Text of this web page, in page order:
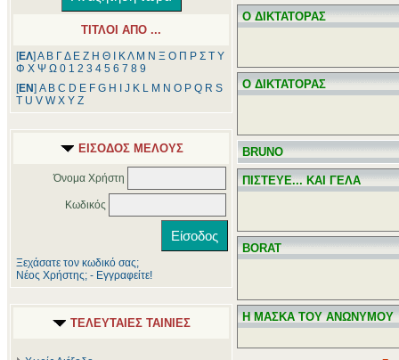
ΤΙΤΛΟΙ ΑΠΟ ...
[ΕΛ] Α Β ΓΔ Ε Ζ Η Θ ΚΛ Μ Ν Ξ Ο Π Ρ Σ Τ Υ
Φ Χ Ψ Ω 0 1 2 3 4 5 6 7 8 9
[ΕΝ] A B C D E F G H J K L M N O P Q R S
T U V W X Y Z
ΕΙΣΟΔΟΣ ΜΕΛΟΥΣ
Όνομα Χρήστη
Κωδικός
Ξεχάσατε τον κωδικό σας;
Νέος Χρήστης; - Εγγραφείτε!
ΤΕΛΕΥΤΑΙΕΣ ΤΑΙΝΙΕΣ
Ο ΔΙΚΤΑΤΟΡΑΣ
Ο ΔΙΚΤΑΤΟΡΑΣ
BRUNO
ΠΙΣΤΕΥΕ... ΚΑΙ ΓΕΛΑ
BORAT
Η ΜΑΣΚΑ ΤΟΥ ΑΝΩΝΥΜΟΥ